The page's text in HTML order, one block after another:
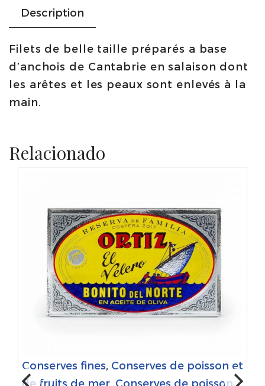
Description
Filets de belle taille préparés a base
d’anchois de Cantabrie en salaison dont
les arêtes et les peaux sont enlevés à la
main.
Relacionado
Conserves fines Conserves de poisson et
de fruits de mer Conserves de poisson